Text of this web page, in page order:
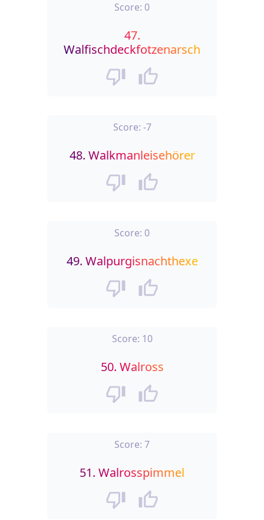
Score: 0
47.
Walfischdeckfotzenarsch
Score: -7
48. Walkmanleisehörer
Score: 0
49. Walpurgisnachthexe
Score: 10
50. Walross
Score: 7
51. Walrosspimmel